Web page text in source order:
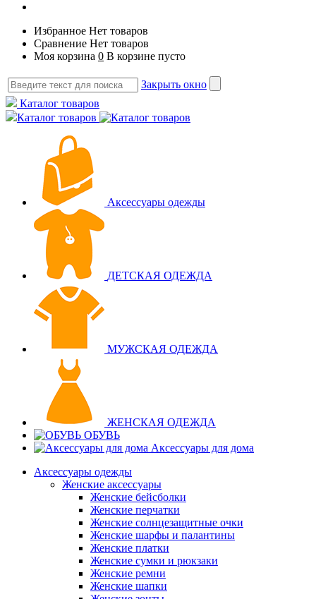
Избранное Нет товаров
Сравнение Нет товаров
Моя корзина 0 В корзине пусто
Закрыть окно
Каталог товаров
Каталог товаров
Аксессуары одежды
ДЕТСКАЯ ОДЕЖДА
МУЖСКАЯ ОДЕЖДА
ЖЕНСКАЯ ОДЕЖДА
ОБУВЬ
Аксессуары для дома
Аксессуары одежды
Женские аксессуары
Женские бейсболки
Женские перчатки
Женские солнцезащитные очки
Женские шарфы и палантины
Женские платки
Женские сумки и рюкзаки
Женские ремни
Женские шапки